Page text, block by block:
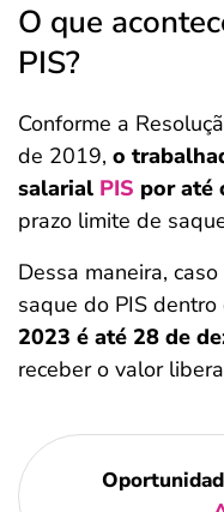
O que
PIS?
Conforme a
de 2019, o
salarial PIS por até
prazo limite de
Dessa maneira,
saque do PIS
2023 é até 28 de
receber o valor